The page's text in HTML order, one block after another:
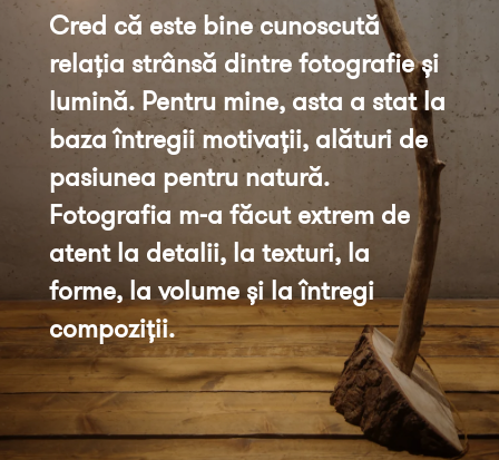
Cred că este bine cunoscută
relația strânsă dintre fotografie și
lumină. Pentru mine, asta a stat la
baza întregii motivații, alături de
pasiunea pentru natură.
Fotografia m-a făcut extrem de
atent la detalii, la texturi, la
forme, la volume și la întregi
compoziții.